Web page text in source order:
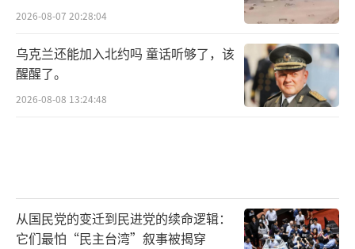
2026-08-07 20:28:04
乌克兰还能加入北约吗 童话听够了，该
醒醒了。
2026-08-08 13:24:48
从国民党的变迁到民进党的续命逻辑：
它们最怕“民主台湾”叙事被揭穿